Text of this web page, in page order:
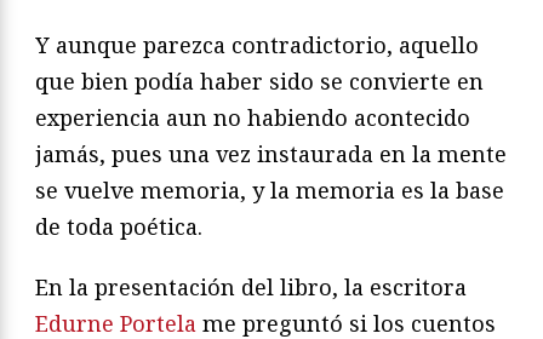
Y aunque parezca contradictorio, aquello
que bien podía haber sido se convierte en
experiencia aun no habiendo acontecido
jamás, pues una vez instaurada en la mente
se vuelve memoria, y la memoria es la base
de toda poética.
En la presentación del libro, la escritora
Edurne Portela me preguntó si los cuentos